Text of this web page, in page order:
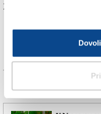
Za branje in pisanje
Več novic